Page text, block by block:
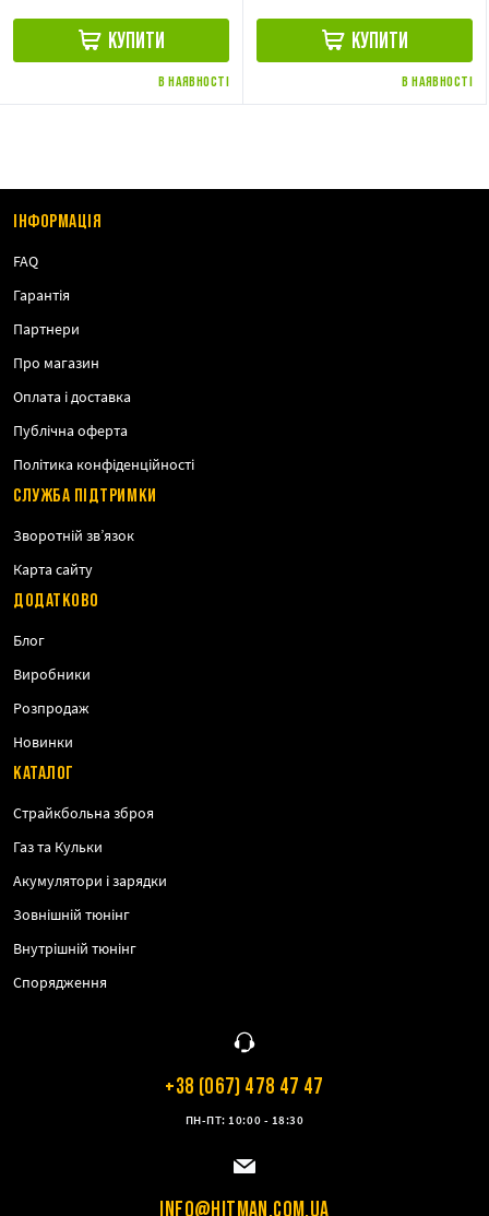
КУПИТИ
В НАЯВНОСТІ
КУПИТИ
В НАЯВНОСТІ
ІНФОРМАЦІЯ
FAQ
Гарантія
Партнери
Про магазин
Оплата і доставка
Публічна оферта
Політика конфіденційності
СЛУЖБА ПІДТРИМКИ
Зворотній зв’язок
Карта сайту
ДОДАТКОВО
Блог
Виробники
Розпродаж
Новинки
КАТАЛОГ
Страйкбольна зброя
Газ та Кульки
Акумулятори і зарядки
Зовнішній тюнінг
Внутрішній тюнінг
Спорядження
+38 (067) 478 47 47
ПН-ПТ: 10:00 - 18:30
INFO@HITMAN.COM.UA